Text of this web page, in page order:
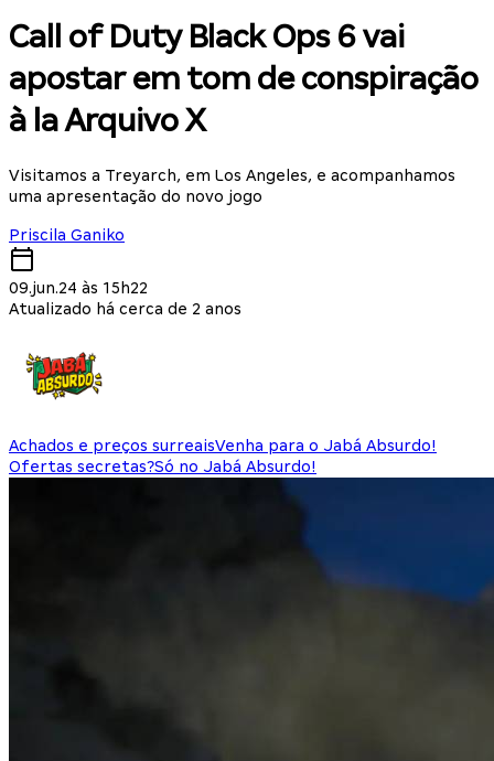
Call of Duty Black Ops 6 vai
apostar em tom de conspiração
à la Arquivo X
Visitamos a Treyarch, em Los Angeles, e acompanhamos
uma apresentação do novo jogo
Priscila Ganiko
09.jun.24 às 15h22
Atualizado há cerca de 2 anos
Achados e preços surreaisVenha para o Jabá Absurdo!
Ofertas secretas?Só no Jabá Absurdo!